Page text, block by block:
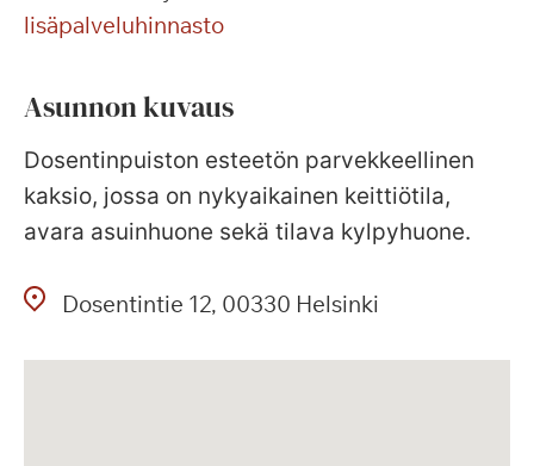
lisäpalveluhinnasto
Asunnon kuvaus
Dosentinpuiston esteetön parvekkeellinen
kaksio, jossa on nykyaikainen keittiötila,
avara asuinhuone sekä tilava kylpyhuone.
Dosentintie 12 00330 Helsinki